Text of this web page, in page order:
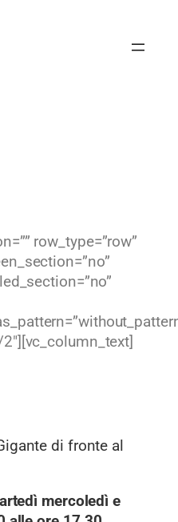
row_type=”row”
di fronte al
mercoledì e